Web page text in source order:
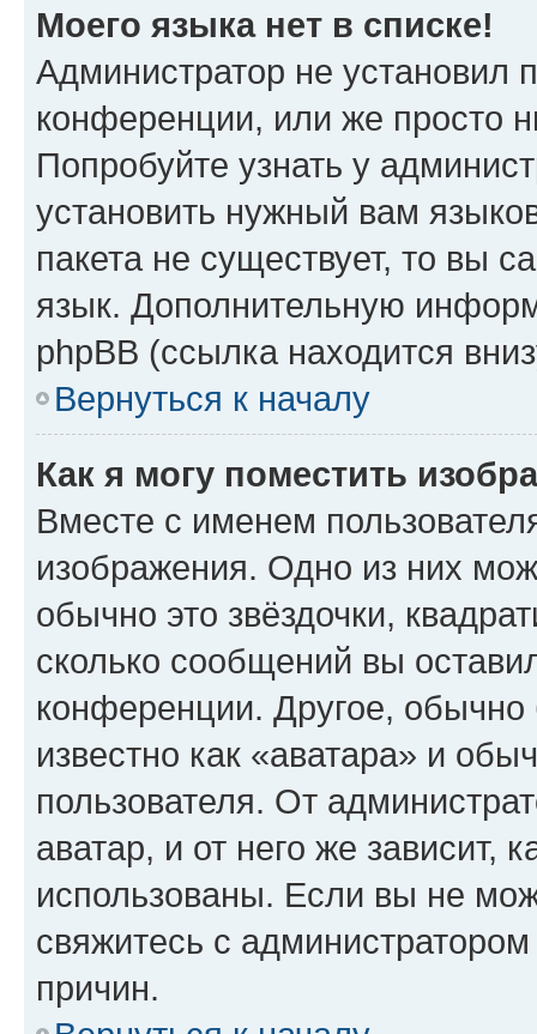
Моего языка нет в списке!
Администратор не установил
конференции, или же просто
Попробуйте узнать у
установить нужный вам
пакета не существует, то вы
язык. Дополнительную
phpBB (ссылка находится
Вернуться к началу
Как я могу поместить
Вместе с именем
изображения. Одно из них
обычно это звёздочки,
сколько сообщений вы
конференции. Другое,
известно как «аватара» и
пользователя. От
аватар, и от него же зависит,
использованы. Если вы не
свяжитесь с
причин.